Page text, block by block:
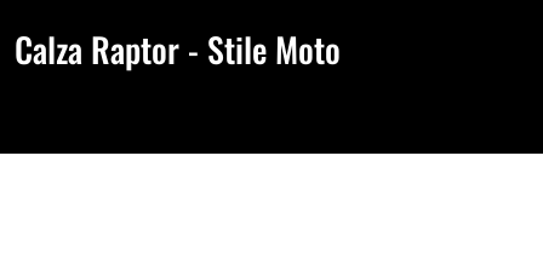
Calza Raptor - Stile Moto